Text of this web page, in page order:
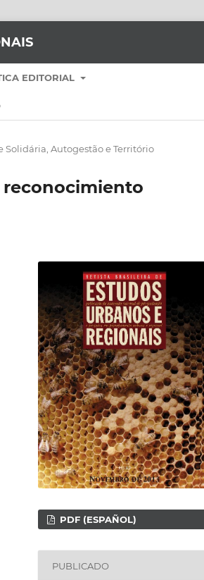
EDITORIAL
Solidária, Autogestão e Território
reconocimiento
PDF (ESPAÑOL)
PUBLICADO